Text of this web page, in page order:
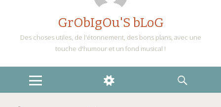
GrObIgOu'S bLoG
Des choses utiles, de l'étonnement, des bons plans, avec une
touche d'humour et un fond musical !
MENU
WIDGETS
RECHERCHE